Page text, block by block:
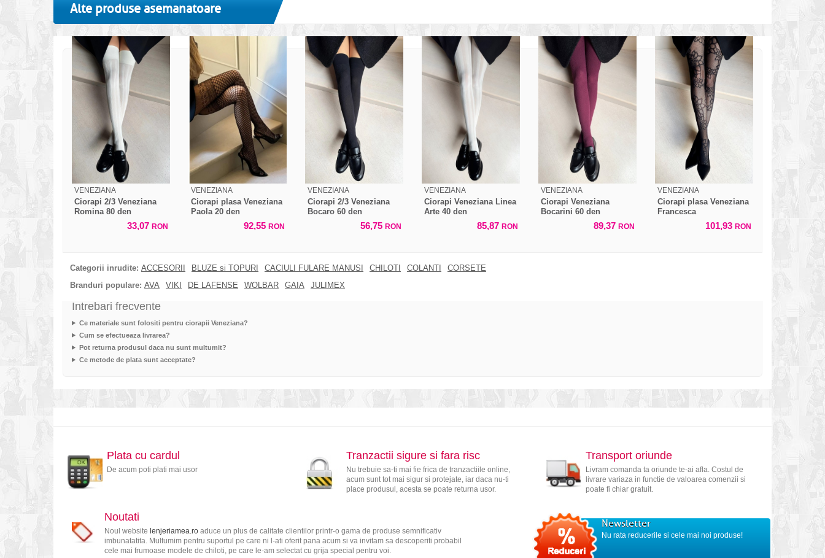
Alte produse asemanatoare
VENEZIANA
Ciorapi 2/3 Veneziana
Romina 80 den
33,07 RON
VENEZIANA
Ciorapi plasa Veneziana
Paola 20 den
92,55 RON
VENEZIANA
Ciorapi 2/3 Veneziana
Bocaro 60 den
56,75 RON
VENEZIANA
Ciorapi Veneziana Linea
Arte 40 den
85,87 RON
VENEZIANA
Ciorapi Veneziana
Bocarini 60 den
89,37 RON
VENEZIANA
Ciorapi plasa Veneziana
Francesca
101,93 RON
Categorii inrudite: ACCESORII BLUZE si TOPURI CACIULI FULARE MANUSI CHILOTI COLANTI
CORSETE
Branduri populare: AVA VIKI DE LAFENSE WOLBAR GAIA JULIMEX
Intrebari frecvente
Ce materiale sunt folositi pentru ciorapii Veneziana?
Cum se efectueaza livrarea?
Pot returna produsul daca nu sunt multumit?
Ce metode de plata sunt acceptate?
Plata cu cardul
De acum poti plati mai usor
Tranzactii sigure si fara risc
Nu trebuie sa-ti mai fie frica de tranzactiile online,
acum sunt tot mai sigur si protejate, iar daca nu-ti
place produsul, acesta se poate returna usor.
Transport oriunde
Livram comanda ta oriunde te-ai afla. Costul de
livrare variaza in functie de valoarea comenzii si
poate fi chiar gratuit.
Noutati
Noul website lenjeriamea.roaduce un plus de calitate clientilor printr-o gama de produse semnificativ
imbunatatita. Multumim pentru suportul pe care ni l-ati oferit pana acum si va invitam sa descoperiti probabil
cele mai frumoase modele de chiloti, pe care le-am selectat cu grija special pentru voi.
Newsletter
Nu rata reducerile si cele mai noi produse!